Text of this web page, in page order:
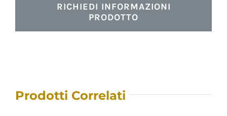
RICHIEDI INFORMAZIONI
PRODOTTO
Prodotti Correlati